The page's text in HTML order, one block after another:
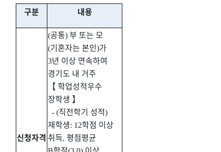
구분 내용
신청자격
(공통) 부 또는 모
(기혼자는 본인)가
3년 이상 연속하여
경기도 내 거주
【 학업성적우수
장학생 】
- (직전학기 성적)
재학생: 12학점 이상
취득, 평점평균